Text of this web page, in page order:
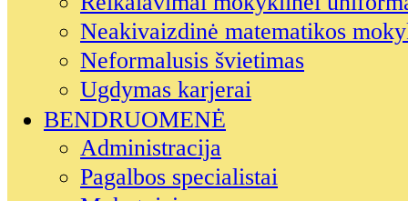
Neakivaizdinė matematikos
Neformalusis švietimas
Ugdymas karjerai
BENDRUOMENĖ
Administracija
Pagalbos specialistai